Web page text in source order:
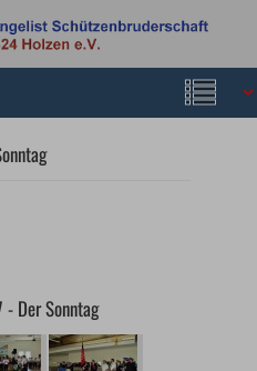
Der Sonntag